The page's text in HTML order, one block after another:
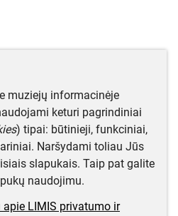
muziejų informacinėje
keturi pagrindiniai
) tipai: būtinieji, funkciniai,
Naršydami toliau Jūs
slapukais. Taip pat galite
naudojimu.
LIMIS privatumo ir